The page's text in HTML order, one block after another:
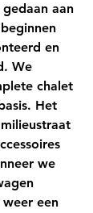
aan
en
We
chalet
Het
we
een